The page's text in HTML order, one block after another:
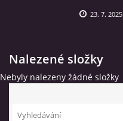
AUTOSERVIS
23. 7. 2025
Nalezené složky
Nebyly nalezeny žádné složky